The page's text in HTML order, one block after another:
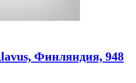
Финляндия, 948